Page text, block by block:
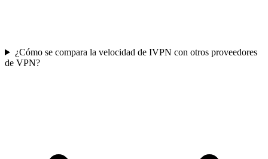
¿Cómo se compara la velocidad de IVPN con otros proveedores
de VPN?